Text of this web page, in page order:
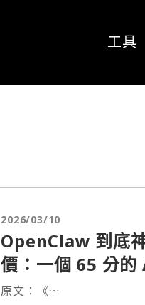
工具
2026/03/10
OpenClaw 到底
價：一個 65 分的
原文：《⋯